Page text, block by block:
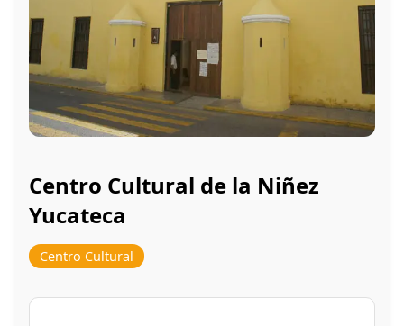
Centro Cultural de la Niñez
Yucateca
Centro Cultural